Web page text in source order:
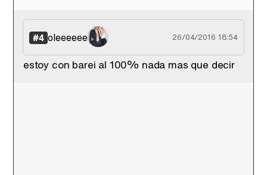
#4 oleeeeee 26/04/2016 18:54
estoy con barei al 100% nada mas que decir